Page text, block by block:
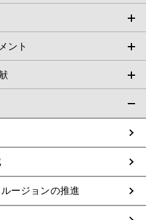
ント
ージョンの推進